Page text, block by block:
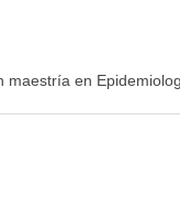
maestría en